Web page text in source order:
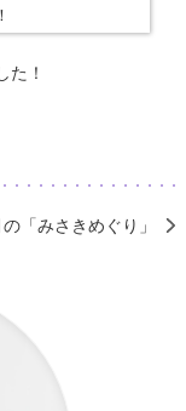
！
の「みさきめぐり」